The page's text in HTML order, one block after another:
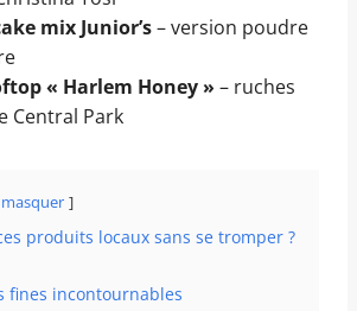
mix Junior’s– version poudre
« Harlem Honey » – ruches
Central Park
masquer
produits locaux sans se tromper ?
fines incontournables